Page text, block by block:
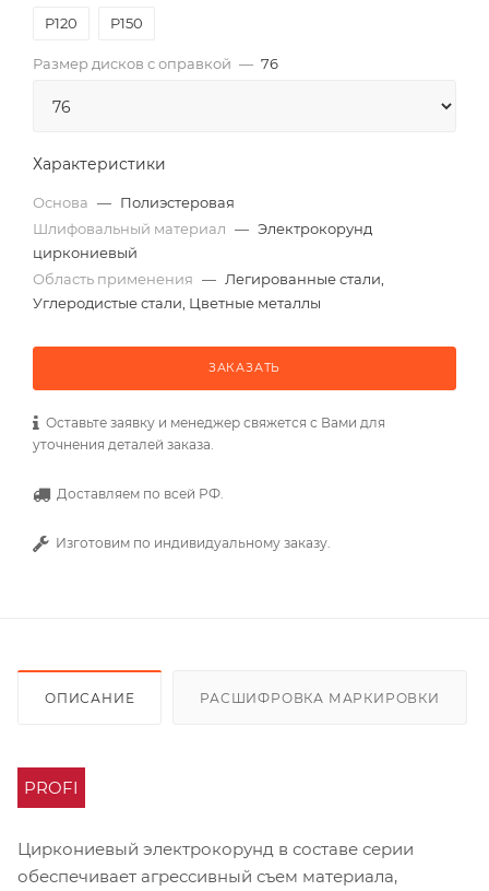
P120 P150
Размер дисков с оправкой — 76
Характеристики
Основа — Полиэстеровая
Шлифовальный материал — Электрокорунд
циркониевый
Область применения — Легированные стали,
Углеродистые стали, Цветные металлы
ЗАКАЗАТЬ
Оставьте заявку и менеджер свяжется с Вами для
уточнения деталей заказа.
Доставляем по всей РФ.
Изготовим по индивидуальному заказу.
ОПИСАНИЕ РАСШИФРОВКА МАРКИРОВКИ
PROFI
Циркониевый электрокорунд в составе серии
обеспечивает агрессивный съем материала,